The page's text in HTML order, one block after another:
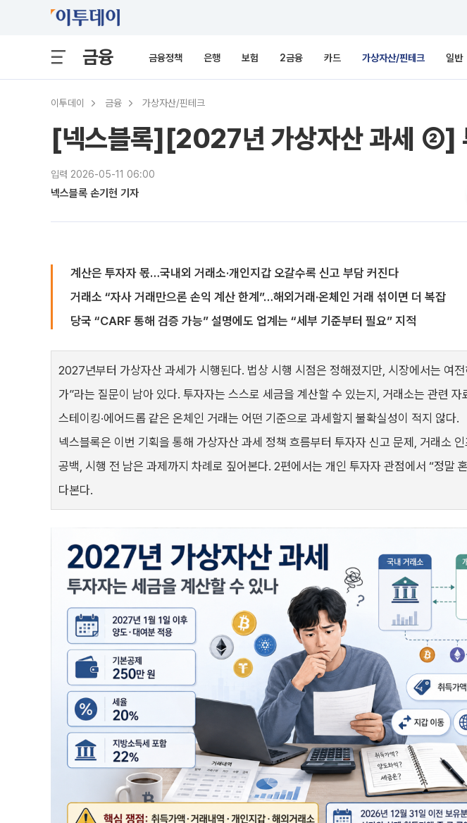
금융 금융정책 은행 보험 2금융 카드 가상자산/핀테크 일반
이투데이 금융 가상자산/핀테크
[넥스블록][2027년 가상자산 과세 ②]
입력 2026-05-11 06:00
넥스블록 손기현 기자
계산은 투자자 몫…국내외 거래소·개인지갑 오갈수록 신고 부담 커진다
거래소 “자사 거래만으론 손익 계산 한계”…해외거래·온체인 거래 섞이면 더 복잡
당국 “CARF 통해 검증 가능” 설명에도 업계는 “세부 기준부터 필요” 지적
2027년부터 가상자산 과세가 시행된다. 법상 시행 시점은 정해졌지만, 시장에서는 여
가”라는 질문이 남아 있다. 투자자는 스스로 세금을 계산할 수 있는지, 거래소는 관련 자
스테이킹·에어드롭 같은 온체인 거래는 어떤 기준으로 과세할지 불확실성이 적지 않다.
넥스블록은 이번 기획을 통해 가상자산 과세 정책 흐름부터 투자자 신고 문제, 거래소 인
공백, 시행 전 남은 과제까지 차례로 짚어본다. 2편에서는 개인 투자자 관점에서 “정말
다본다.